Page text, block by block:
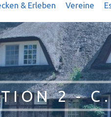
& Erleben Vereine
2 -